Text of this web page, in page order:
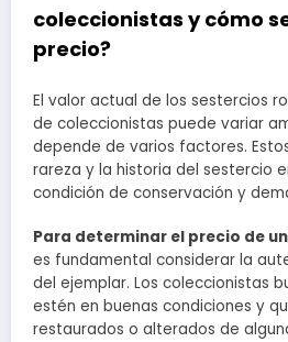
coleccionistas y cómo
precio?
El valor actual de los sestercios
de coleccionistas puede variar
depende de varios factores.
rareza y la historia del sestercio
condición de conservación y
Para determinar el precio de
es fundamental considerar la
del ejemplar. Los coleccionistas
estén en buenas condiciones y
restaurados o alterados de